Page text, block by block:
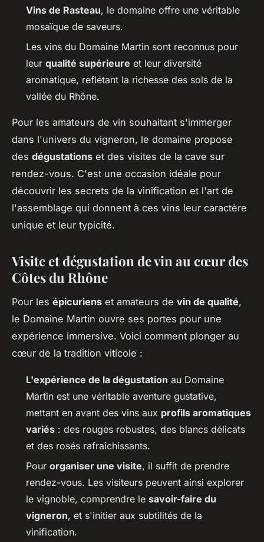
Vins de Rasteau, le domaine offre une véritable
mosaïque de saveurs.
Les vins du Domaine Martin sont reconnus pour
leur qualité supérieure et leur diversité
aromatique, reflétant la richesse des sols de la
vallée du Rhône.
Pour les amateurs de vin souhaitant s'immerger
dans l'univers du vigneron, le domaine propose
des dégustations et des visites de la cave sur
rendez-vous. C'est une occasion idéale pour
découvrir les secrets de la vinification et l'art de
l'assemblage qui donnent à ces vins leur caractère
unique et leur typicité.
Visite et dégustation de vin au cœur des
Côtes du Rhône
Pour les épicuriens et amateurs de vin de qualité,
le Domaine Martin ouvre ses portes pour une
expérience immersive. Voici comment plonger au
cœur de la tradition viticole :
L'expérience de la dégustation au Domaine
Martin est une véritable aventure gustative,
mettant en avant des vins aux profils aromatiques
variés : des rouges robustes, des blancs délicats
et des rosés rafraîchissants.
Pour organiser une visite, il suffit de prendre
rendez-vous. Les visiteurs peuvent ainsi explorer
le vignoble, comprendre le savoir-faire du
vigneron, et s'initier aux subtilités de la
vinification.